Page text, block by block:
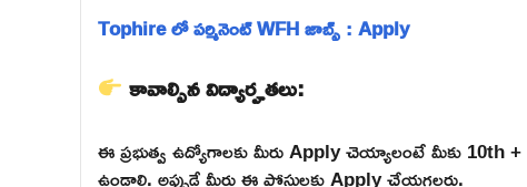
Tophire లో పర్మినెంట్ WFH జాబ్స్ : Apply
కావాల్సిన విద్యార్హతలు:
ఈ ప్రభుత్వ ఉద్యోగాలకు మీరు Apply చెయ్యాలంటే మీకు 10th
ఉండాలి. అప్పుడే మీరు ఈ పోస్టులకు Apply చేయగలరు.